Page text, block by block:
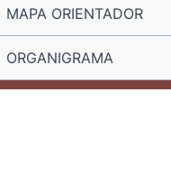
MAPA ORIENTADOR
ORGANIGRAMA